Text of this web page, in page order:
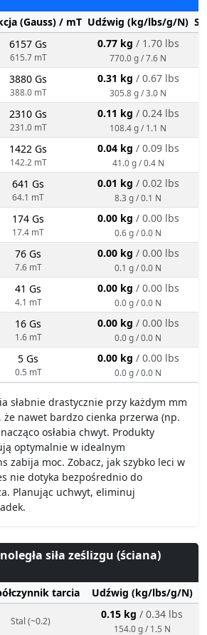
(Gauss) / mT Udźwig (kg/lbs/g/N)
6157 Gs
615.7 mT
0.77 kg / 1.70 lbs
770.0 g / 7.6 N
3880 Gs
388.0 mT
0.31 kg / 0.67 lbs
305.8 g / 3.0 N
2310 Gs
231.0 mT
0.11 kg / 0.24 lbs
108.4 g / 1.1 N
1422 Gs
142.2 mT
0.04 kg / 0.09 lbs
41.0 g / 0.4 N
641 Gs
64.1 mT
0.01 kg / 0.02 lbs
8.3 g / 0.1 N
174 Gs
17.4 mT
0.00 kg / 0.00 lbs
0.6 g / 0.0 N
76 Gs
7.6 mT
0.00 kg / 0.00 lbs
0.1 g / 0.0 N
41 Gs
4.1 mT
0.00 kg / 0.00 lbs
0.0 g / 0.0 N
16 Gs
1.6 mT
0.00 kg / 0.00 lbs
0.0 g / 0.0 N
5 Gs
0.5 mT
0.00 kg / 0.00 lbs
0.0 g / 0.0 N
słabnie drastycznie przy każdym mm
że nawet bardzo cienka przerwa (np.
osłabia chwyt. Produkty
optymalnie w idealnym
zabija moc. Zobacz, jak szybko leci w
nie dotyka bezpośrednio do
Planując uchwyt, eliminuj
siła ześlizgu (ściana)
tarcia Udźwig (kg/lbs/g/N)
Stal (~0.2)
0.15 kg / 0.34 lbs
154.0 g / 1.5 N